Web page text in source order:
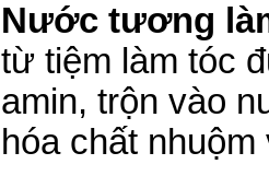
Nước tương
từ tiệm làm tóc
amin, trộn vào
hóa chất